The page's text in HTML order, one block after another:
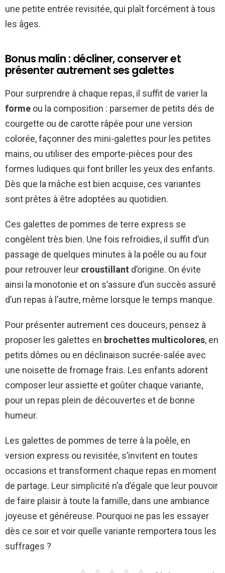
une petite entrée revisitée, qui plaît forcément à tous
les âges.
Bonus malin : décliner, conserver et
présenter autrement ses galettes
Pour surprendre à chaque repas, il suffit de varier la
forme ou la composition : parsemer de petits dés de
courgette ou de carotte râpée pour une version
colorée, façonner des mini-galettes pour les petites
mains, ou utiliser des emporte-pièces pour des
formes ludiques qui font briller les yeux des enfants.
Dès que la mâche est bien acquise, ces variantes
sont prêtes à être adoptées au quotidien.
Ces galettes de pommes de terre express se
congèlent très bien. Une fois refroidies, il suffit d’un
passage de quelques minutes à la poêle ou au four
pour retrouver leur croustillant d’origine. On évite
ainsi la monotonie et on s’assure d’un succès assuré
d’un repas à l’autre, même lorsque le temps manque.
Pour présenter autrement ces douceurs, pensez à
proposer les galettes en brochettes multicolores, en
petits dômes ou en déclinaison sucrée-salée avec
une noisette de fromage frais. Les enfants adorent
composer leur assiette et goûter chaque variante,
pour un repas plein de découvertes et de bonne
humeur.
Les galettes de pommes de terre à la poêle, en
version express ou revisitée, s’invitent en toutes
occasions et transforment chaque repas en moment
de partage. Leur simplicité n’a d’égale que leur pouvoir
de faire plaisir à toute la famille, dans une ambiance
joyeuse et généreuse. Pourquoi ne pas les essayer
dès ce soir et voir quelle variante remportera tous les
suffrages ?